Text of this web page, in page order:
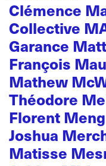
Clémence
Collective
Garance
François
Mathew
Théodore
Florent Meng
Joshua
Matisse